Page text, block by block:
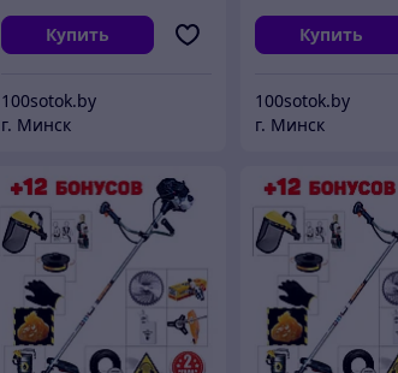
Купить
100sotok.by
г. Минск
Купить
100sotok.by
г. Минск